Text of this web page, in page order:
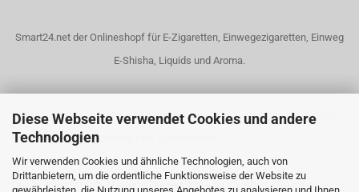
Diese Webseite verwendet Cookies und andere
Technologien
Wir verwenden Cookies und ähnliche Technologien, auch von
Drittanbietern, um die ordentliche Funktionsweise der Website zu
gewährleisten, die Nutzung unseres Angebotes zu analysieren und Ihnen
Smart24.net der Onlineshopf für E-Zigaretten, Einwegezigaretten, Einweg
E-Shisha, Liquids und Aroma.
Unser Dampfshop bietet eine riesige Auswahl an Dampfgeräten, Liquids
und elektrische Zigaretten! DHL Blitzversand!
Unsere Elektrischen Zigaretten dienen nicht zur Rauchentwöhnung!